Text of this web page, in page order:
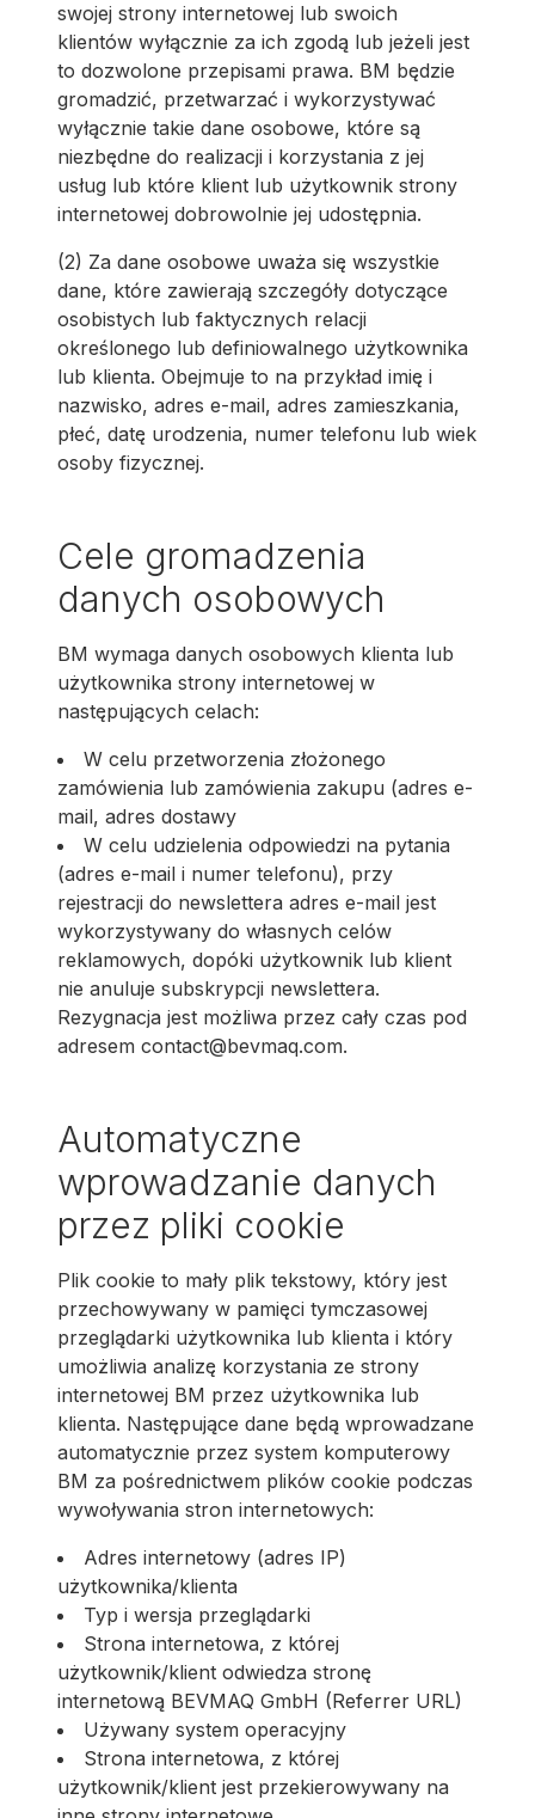
swojej strony internetowej lub swoich
klientów wyłącznie za ich zgodą lub jeżeli jest
to dozwolone przepisami prawa. BM będzie
gromadzić, przetwarzać i wykorzystywać
wyłącznie takie dane osobowe, które są
niezbędne do realizacji i korzystania z jej
usług lub które klient lub użytkownik strony
internetowej dobrowolnie jej udostępnia.
(2) Za dane osobowe uważa się wszystkie
dane, które zawierają szczegóły dotyczące
osobistych lub faktycznych relacji
określonego lub definiowalnego użytkownika
lub klienta. Obejmuje to na przykład imię i
nazwisko, adres e-mail, adres zamieszkania,
płeć, datę urodzenia, numer telefonu lub wiek
osoby fizycznej.
Cele gromadzenia
danych osobowych
BM wymaga danych osobowych klienta lub
użytkownika strony internetowej w
następujących celach:
W celu przetworzenia złożonego
zamówienia lub zamówienia zakupu (adres e-
mail, adres dostawy
W celu udzielenia odpowiedzi na pytania
(adres e-mail i numer telefonu), przy
rejestracji do newslettera adres e-mail jest
wykorzystywany do własnych celów
reklamowych, dopóki użytkownik lub klient
nie anuluje subskrypcji newslettera.
Rezygnacja jest możliwa przez cały czas pod
adresem contact@bevmaq.com.
Automatyczne
wprowadzanie danych
przez pliki cookie
Plik cookie to mały plik tekstowy, który jest
przechowywany w pamięci tymczasowej
przeglądarki użytkownika lub klienta i który
umożliwia analizę korzystania ze strony
internetowej BM przez użytkownika lub
klienta. Następujące dane będą wprowadzane
automatycznie przez system komputerowy
BM za pośrednictwem plików cookie podczas
wywoływania stron internetowych:
Adres internetowy (adres IP)
użytkownika/klienta
Typ i wersja przeglądarki
Strona internetowa, z której
użytkownik/klient odwiedza stronę
internetową BEVMAQ GmbH (Referrer URL)
Używany system operacyjny
Strona internetowa, z której
użytkownik/klient jest przekierowywany na